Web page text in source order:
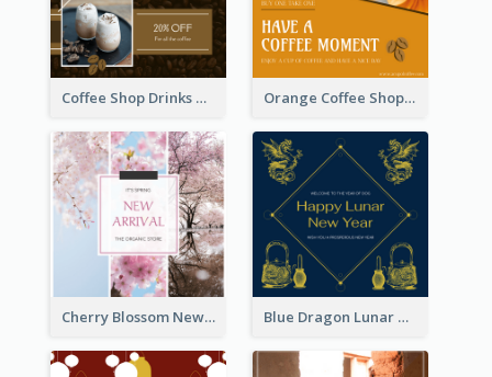
Coffee Shop Drinks Discount Instagram Post Orange Coffee Shop Instagram Post
Cherry Blossom New Arrival Instagram Post Blue Dragon Lunar New Year Instagram Post